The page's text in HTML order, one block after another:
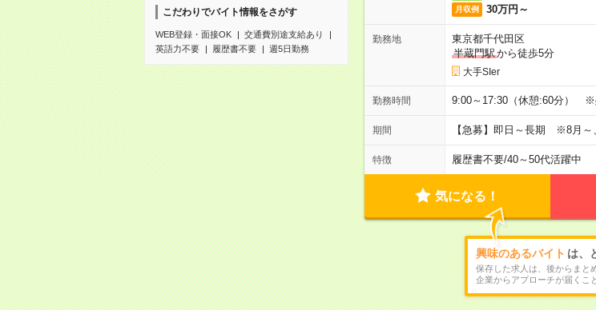
こだわりでバイト情報をさがす
WEB登録・面接OK
交通費別途支給あり
英語力不要
履歴書不要 週5日勤務
月収例 30万円～
勤務地
東京都千代田区
半蔵門駅から徒歩5分
大手SIer
勤務時間 9:00～17:30（休憩:60分） ※
期間 【急募】即日～長期 ※8月～
特徴 履歴書不要/40～50代活躍中
気になる！
興味のあるバイト は、
保存した求人は、後からまと
企業からアプローチが届くこ